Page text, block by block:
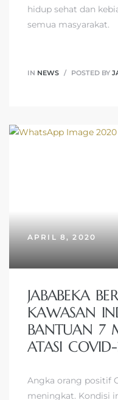
hidup sehat dan
semua masyarakat.
IN NEWS POSTED BY
APRIL 8, 2020
JABABEKA
KAWASAN
BANTUAN 7
ATASI COVID-
Angka orang positif
meningkat. Kondisi